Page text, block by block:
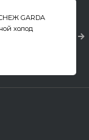
GARDA
холод